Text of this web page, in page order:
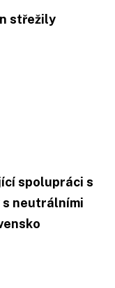
střežily
spolupráci s
s neutrálními